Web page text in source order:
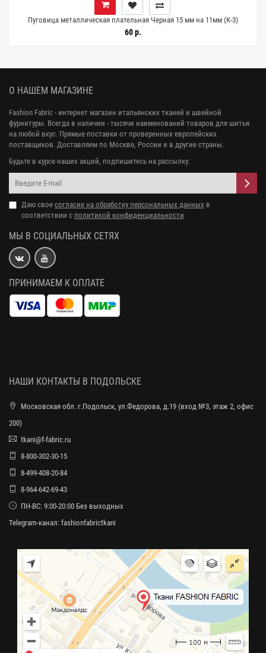
Пуговица металлическая плательная Черная 15 мм на 11мм (К-3)
27112536
60 р.
О НАШЕМ МАГАЗИНЕ
Fashion Fabric - интернет магазин итальянских тканей и швейной
фурнитуры. Всегда в наличии - тысячи наименований товаров для шитья
на любой вкус. Прямые поставки от проверенных европейских
поставщиков. Доставляем по Москве, России и в другие страны.
Будьте в курсе наших акций, подпишитесь на рассылку:
Даю свое согласие на обработку персональных данных в
соответствии с политикой конфиденциальности
МЫ В СОЦИАЛЬНЫХ СЕТЯХ
ПРИНИМАЕМ К ОПЛАТЕ
НАШИ КОНТАКТЫ В ПОДОЛЬСКЕ
Московская обл. г.Подольск, ул.Федорова, д.19 (вход №3, этаж 2, офис
200)
tkani@f-fabric.ru
8-800-302-30-15
8-499-408-20-84
8-964-642-69-43
ПН-ВС: 9:00-20:00 Без выходных
Telegram-канал: fashionfabrictkani